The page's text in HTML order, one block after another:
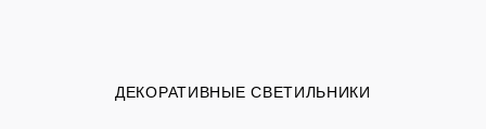
ДЕКОРАТИВНЫЕ СВЕТИЛЬНИКИ